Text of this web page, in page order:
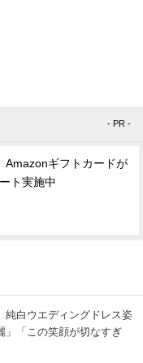
- PR -
Amazonギフトカードが
ト実施中
純白ウエディングドレス姿
」「この笑顔が切なすぎ